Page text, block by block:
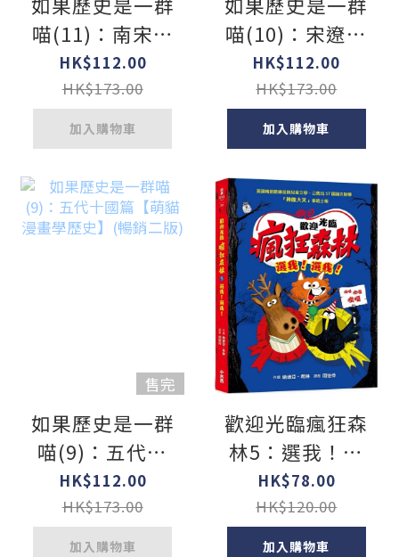
喵(11)：南宋金
元篇【萌貓漫畫
學歷史】(暢銷
二版)
HK$112.00
HK$173.00
加入購物車
喵(10)：宋遼金
夏篇【萌貓漫畫
學歷史】(暢銷
二版)
HK$112.00
HK$173.00
加入購物車
售完
如果歷史是一群
喵(9)：五代十
國篇【萌貓漫畫
學歷史】(暢銷
二版)
HK$112.00
HK$173.00
加入購物車
歡迎光臨瘋狂森
林5：選我！選
我！
HK$78.00
HK$120.00
加入購物車